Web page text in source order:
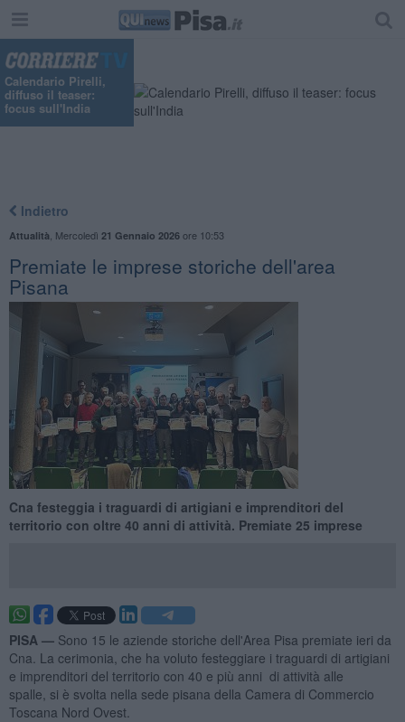
Calendario Pirelli,
diffuso il teaser:
focus sull'India
Indietro
Attualità Mercoledì 21 Gennaio 2026ore 10:53
Premiate le imprese storiche dell'area
Pisana
Cna festeggia i traguardi di artigiani e imprenditori del
territorio con oltre 40 anni di attività. Premiate 25 imprese
PISA — Sono 15 le aziende storiche dell'Area Pisa premiate ieri da
Cna. La cerimonia, che ha voluto festeggiare i traguardi di artigiani
e imprenditori del territorio con 40 e più anni di attività alle
spalle, si è svolta nella sede pisana della Camera di Commercio
Toscana Nord Ovest.